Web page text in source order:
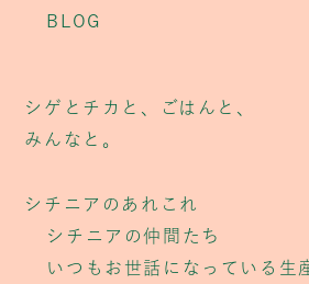
BLOG
シゲとチカと、ごはんと、
みんなと。
シチニアのあれこれ
シチニアの仲間たち
いつもお世話になっている生